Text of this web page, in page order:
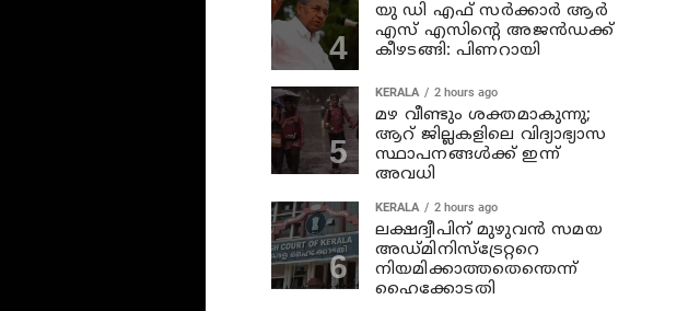
യു ഡി എഫ് സര്‍ക്കാര്‍ ആര്‍
എസ് എസിന്റെ അജന്‍ഡക്ക്‌
കീഴടങ്ങി: പിണറായി
KERALA 2 hours ago
മഴ വീണ്ടും ശക്തമാകുന്നു;
ആറ് ജില്ലകളിലെ വിദ്യാഭ്യാസ
സ്ഥാപനങ്ങള്‍ക്ക് ഇന്ന്
അവധി
KERALA 2 hours ago
ലക്ഷദ്വീപിന് മുഴുവന്‍ സമയ
അഡ്മിനിസ്‌ട്രേറ്ററെ
നിയമിക്കാത്തതെന്തെന്ന്
ഹൈക്കോടതി